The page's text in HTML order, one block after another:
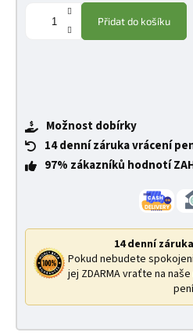
Přidat do košíku
Možnost dobírky
14 denní záruka vrácení
97% zákazníků hodnotí
14 denní
Pokud nebudete
jej ZDARMA vraťte na